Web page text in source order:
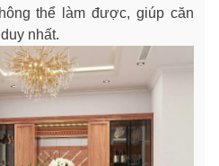
thể làm được, giúp căn
nhất.